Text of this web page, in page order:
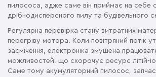
пилососа, адже саме він приймає на себе
дрібнодисперсного пилу та будівельного
Регулярна перевірка стану витратних
перегріву мотора. Коли повітряний потік
засмічення, електроніка змушена
можливостей, що скорочує ресурс літій-
Саме тому акумуляторний пилосос,